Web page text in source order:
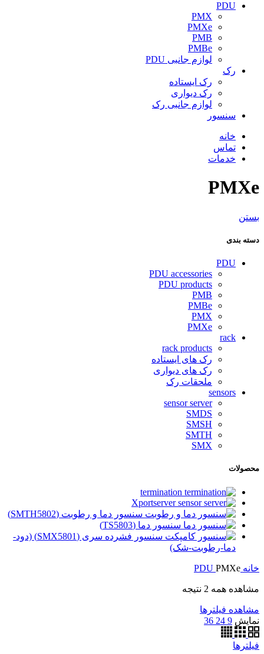
PDU
PMX
PMXe
PMB
PMBe
لوازم جانبی PDU
رک
رک ایستاده
رک دیواری
لوازم جانبی رک
سنسور
خانه
تماس
خدمات
PMXe
بستن
دسته بندی
PDU
PDU accessories
PDU products
PMB
PMBe
PMX
PMXe
rack
rack products
رک های ایستاده
رک های دیواری
ملحقات رک
sensors
sensor server
SMDS
SMSH
SMTH
SMX
محصولات
termination
Xportserver
سنسور دما و رطوبت (SMTH5802)
سنسور دما (TS5803)
سنسور فشرده سری (SMX5801) (دود-
دما-رطوبت-شک)
خانه PDU PMXe
مشاهده همه 2 نتیجه
مشاهده فیلترها
نمایش 9
24
36
فیلترها